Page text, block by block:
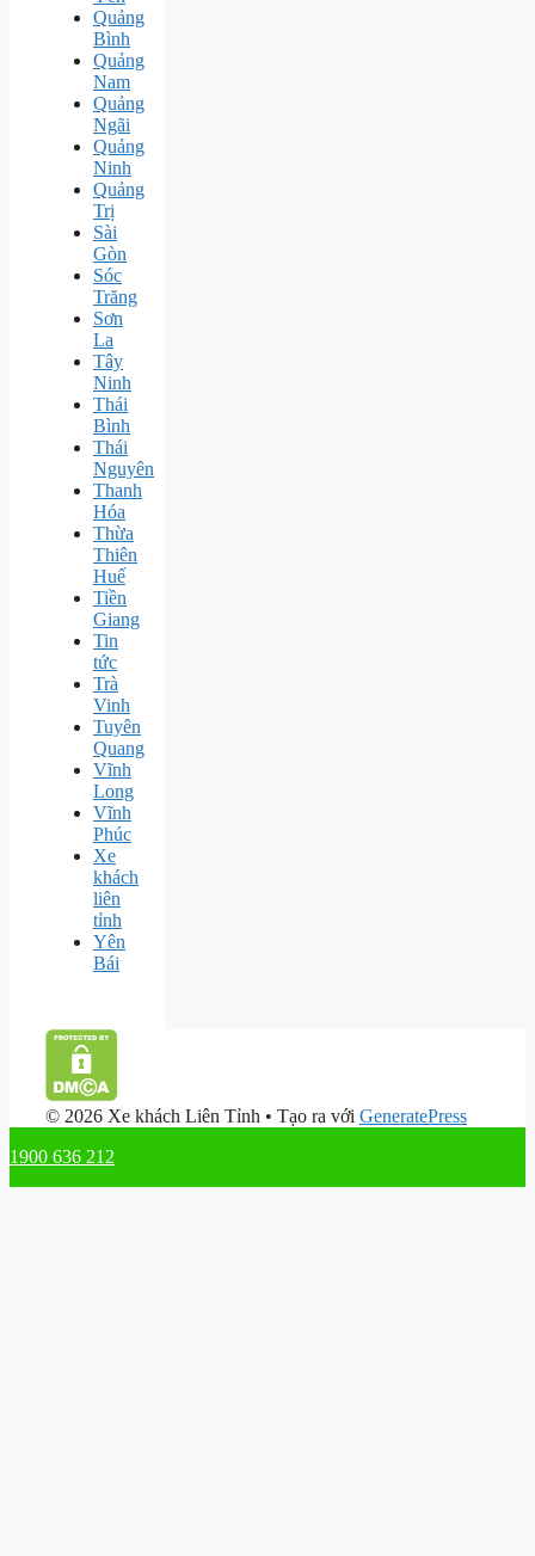
Quảng
Bình
Quảng
Nam
Quảng
Ngãi
Quảng
Ninh
Quảng
Trị
Sài
Gòn
Sóc
Trăng
Sơn
La
Tây
Ninh
Thái
Bình
Thái
Nguyên
Thanh
Hóa
Thừa
Thiên
Huế
Tiền
Giang
Tin
tức
Trà
Vinh
Tuyên
Quang
Vĩnh
Long
Vĩnh
Phúc
Xe
khách
liên
tỉnh
Yên
Bái
© 2026 Xe khách Liên Tỉnh • Tạo ra với GeneratePress
1900 636 212